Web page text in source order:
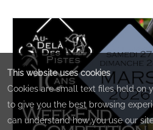
This website uses cookies
Cookies are small text files held on
to give you the best browsing
can understand how you use our